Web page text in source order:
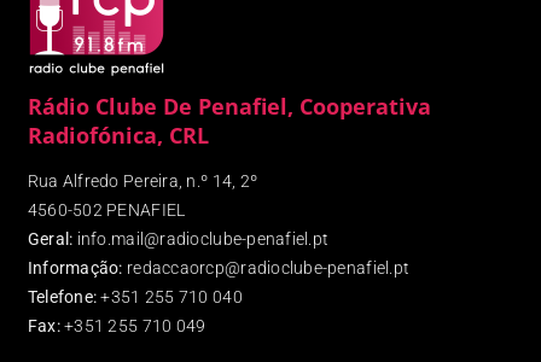
Rádio Clube De Penafiel, Cooperativa
Radiofónica, CRL
Rua Alfredo Pereira, n.º 14, 2º
4560-502 PENAFIEL
Geral: info.mail@radioclube-penafiel.pt
Informação: redaccaorcp@radioclube-penafiel.pt
Telefone: +351 255 710 040
Fax:+351 255 710 049